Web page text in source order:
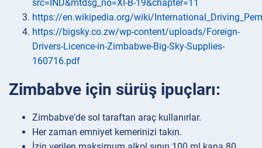
src=IND&mtdsg_no=XI-B-19&chapter=11
https://en.wikipedia.org/wiki/
https://bigsky.co.zw/wp-content/uploads/Foreign-
Drivers-Licence-in-Zimbabwe-Big-Sky-Supplies-
160716.pdf
Zimbabve için sürüş ipuçları:
Zimbabve'de sol taraftan araç kullanırlar.
Her zaman emniyet kemerinizi takın.